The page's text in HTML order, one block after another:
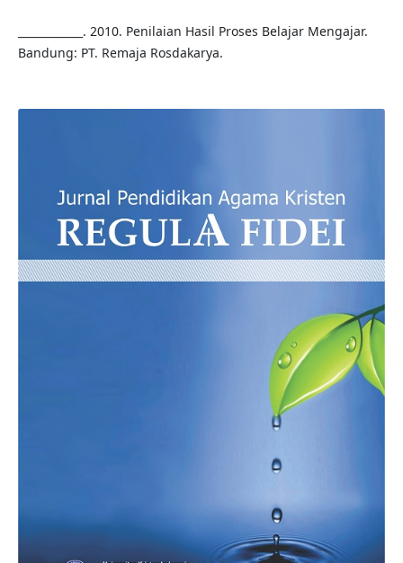
____________. 2010. Penilaian Hasil Proses Belajar Mengajar.
Bandung: PT. Remaja Rosdakarya.